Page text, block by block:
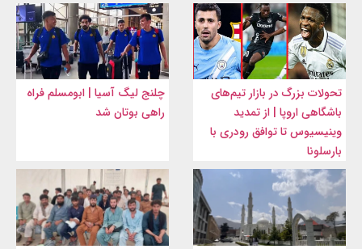
تحولات بزرگ در بازار تیم‌های
باشگاهی اروپا | از تمدید
وینیسیوس تا توافق رودری با
بارسلونا
چلنج لیگ آسیا | ابومسلم فراه
راهی بوتان شد